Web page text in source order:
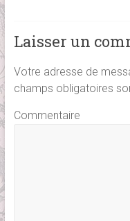
Laisser un
Votre adresse de
champs obligatoires
Commentaire